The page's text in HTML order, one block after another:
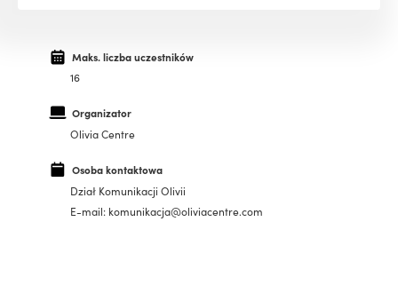
Maks. liczba uczestników
16
Organizator
Olivia Centre
Osoba kontaktowa
Dział Komunikacji Olivii
E-mail: komunikacja@oliviacentre.com